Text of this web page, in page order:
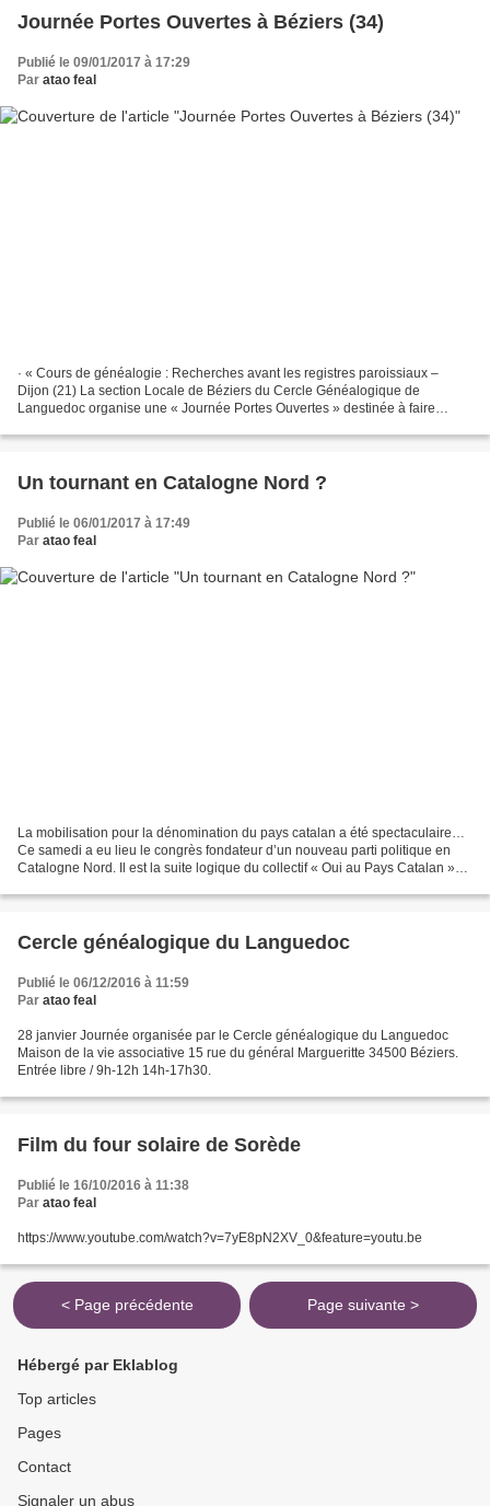
Journée Portes Ouvertes à Béziers (34)
Publié le 09/01/2017 à 17:29
Par atao feal
· « Cours de généalogie : Recherches avant les registres paroissiaux –
Dijon (21) La section Locale de Béziers du Cercle Généalogique de
Languedoc organise une « Journée Portes Ouvertes » destinée à faire
Un tournant en Catalogne Nord ?
Publié le 06/01/2017 à 17:49
Par atao feal
La mobilisation pour la dénomination du pays catalan a été spectaculaire…
Ce samedi a eu lieu le congrès fondateur d’un nouveau parti politique en
Catalogne Nord. Il est la suite logique du collectif « Oui au Pays Catalan »
Cercle généalogique du Languedoc
Publié le 06/12/2016 à 11:59
Par atao feal
28 janvier Journée organisée par le Cercle généalogique du Languedoc
Maison de la vie associative 15 rue du général Margueritte 34500 Béziers.
Entrée libre / 9h-12h 14h-17h30.
Film du four solaire de Sorède
Publié le 16/10/2016 à 11:38
Par atao feal
https://www.youtube.com/watch?v=7yE8pN2XV_0&feature=youtu.be
< Page précédente Page suivante >
Hébergé par Eklablog
Top articles
Pages
Contact
Signaler un abus